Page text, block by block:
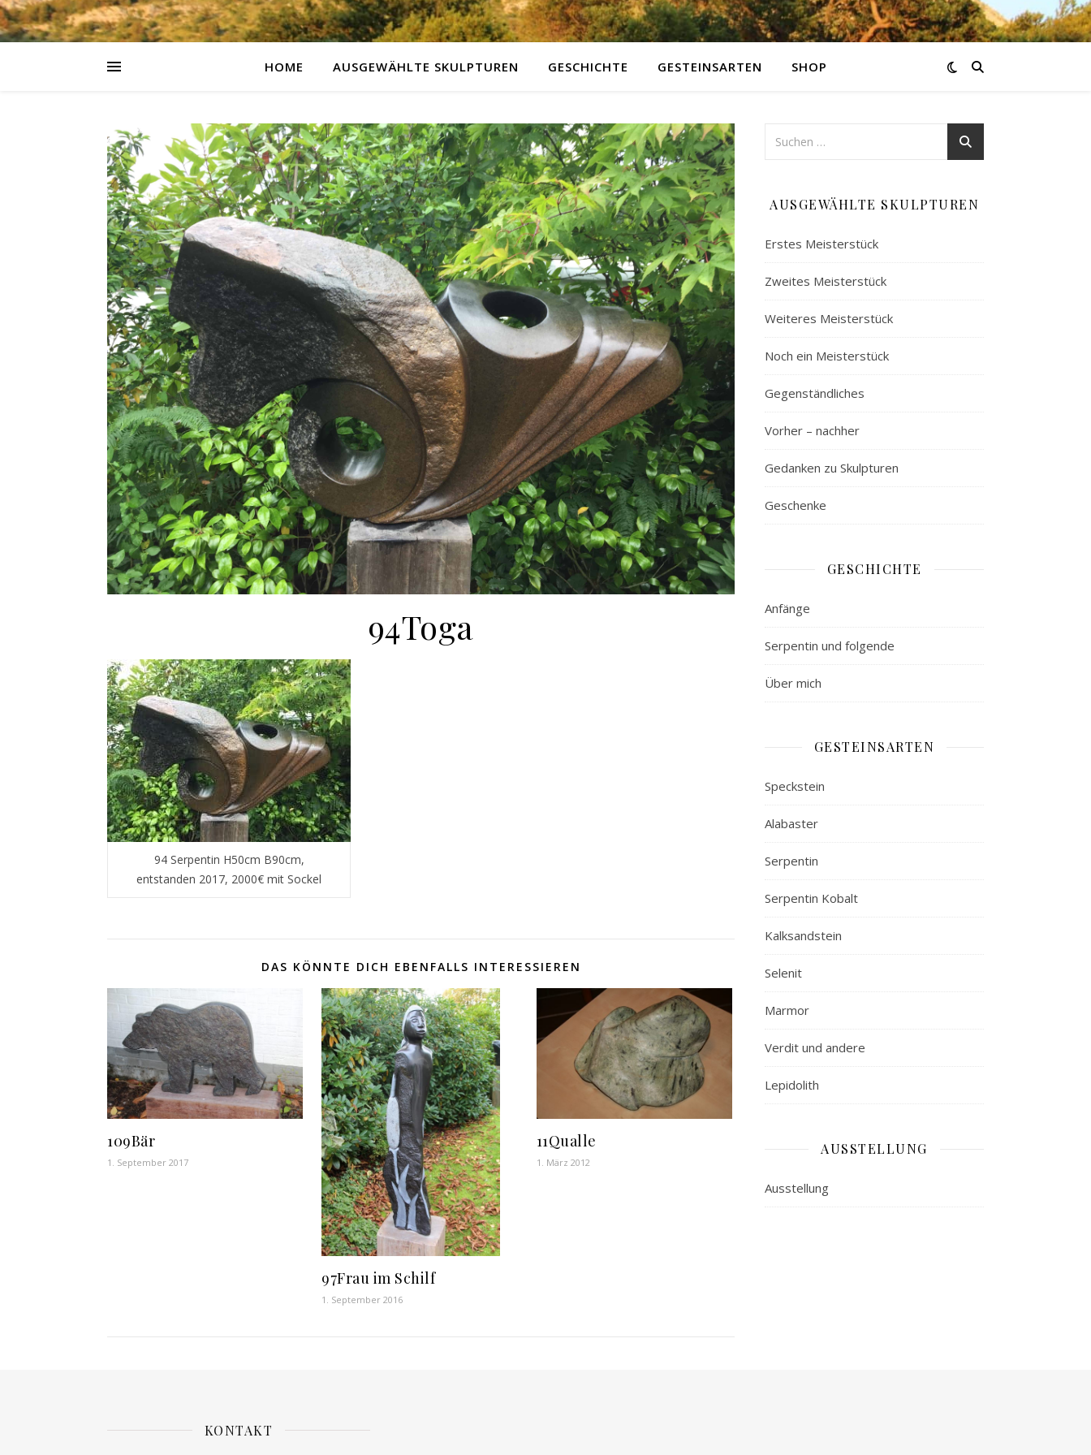
HOME AUSGEWÄHLTE SKULPTUREN GESCHICHTE GESTEINSARTEN SHOP
94Toga
94 Serpentin H50cm B90cm,
entstanden 2017, 2000€ mit Sockel
DAS KÖNNTE DICH EBENFALLS INTERESSIEREN
109Bär
1. September 2017
97Frau im Schilf
1. September 2016
11Qualle
1. März 2012
AUSGEWÄHLTE SKULPTUREN
Erstes Meisterstück
Zweites Meisterstück
Weiteres Meisterstück
Noch ein Meisterstück
Gegenständliches
Vorher – nachher
Gedanken zu Skulpturen
Geschenke
GESCHICHTE
Anfänge
Serpentin und folgende
Über mich
GESTEINSARTEN
Speckstein
Alabaster
Serpentin
Serpentin Kobalt
Kalksandstein
Selenit
Marmor
Verdit und andere
Lepidolith
AUSSTELLUNG
Ausstellung
KONTAKT